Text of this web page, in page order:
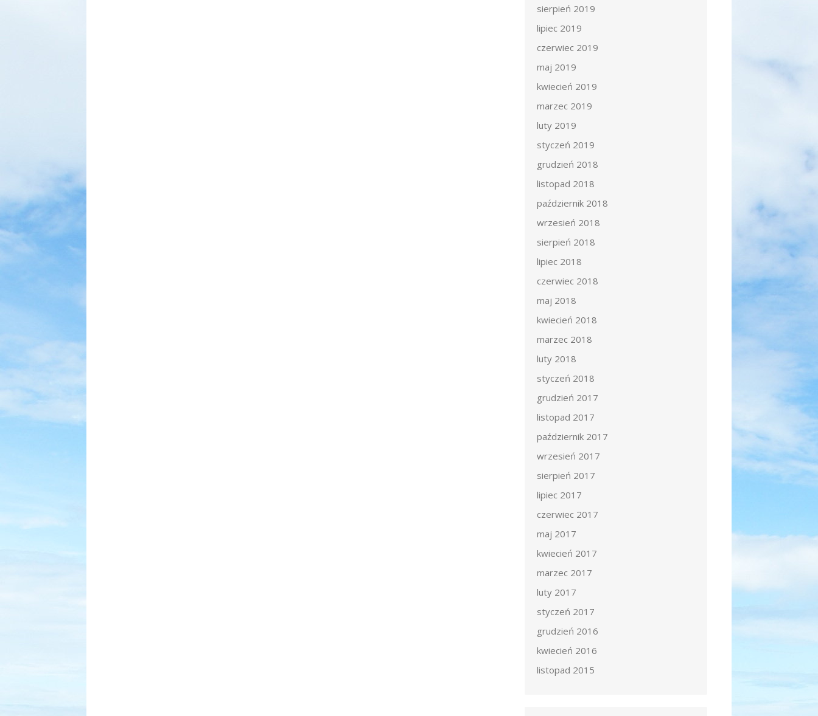
sierpień 2019
lipiec 2019
czerwiec 2019
maj 2019
kwiecień 2019
marzec 2019
luty 2019
styczeń 2019
grudzień 2018
listopad 2018
październik 2018
wrzesień 2018
sierpień 2018
lipiec 2018
czerwiec 2018
maj 2018
kwiecień 2018
marzec 2018
luty 2018
styczeń 2018
grudzień 2017
listopad 2017
październik 2017
wrzesień 2017
sierpień 2017
lipiec 2017
czerwiec 2017
maj 2017
kwiecień 2017
marzec 2017
luty 2017
styczeń 2017
grudzień 2016
kwiecień 2016
listopad 2015